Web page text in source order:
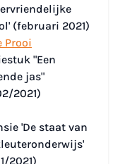
(februari 2021)
Prooi
"Een
jas"
2021)
'De staat van
2021)